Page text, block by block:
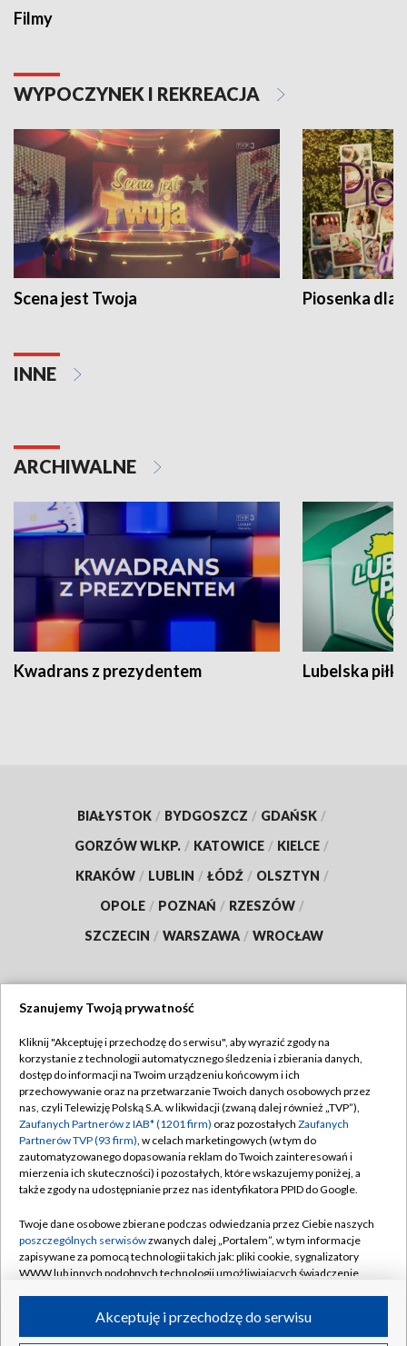
Filmy
WYPOCZYNEK I REKREACJA
Scena jest Twoja Piosenka dla
INNE
ARCHIWALNE
Kwadrans z prezydentem Lubelska piłka
BIAŁYSTOK / BYDGOSZCZ / GDAŃSK /
GORZÓW WLKP. / KATOWICE / KIELCE /
KRAKÓW / LUBLIN / ŁÓDŹ / OLSZTYN /
OPOLE / POZNAŃ / RZESZÓW /
SZCZECIN / WARSZAWA / WROCŁAW
TVP
Abonament TVP
Emisja w TVP
Centrum informacji TVP
Naziemna Telewizja Cyfrowa
Rada Programowa
System NOS
Informacje o nadawcy
Program dla prasy
Regulamin TVP
Polityka prywatności
Moje zgody
Pomoc
Kontakt
Kanały
Szanujemy Twoją prywatność
Kliknij "Akceptuję i przechodzę do serwisu", aby wyrazić zgody na
korzystanie z technologii automatycznego śledzenia i zbierania danych,
dostęp do informacji na Twoim urządzeniu końcowym i ich
przechowywanie oraz na przetwarzanie Twoich danych osobowych przez
nas, czyli Telewizję Polską S.A. w likwidacji (zwaną dalej również „TVP”),
Zaufanych Partnerów z IAB* (1201 firm) oraz pozostałych Zaufanych
Partnerów TVP (93 firm), w celach marketingowych (w tym do
zautomatyzowanego dopasowania reklam do Twoich zainteresowań i
mierzenia ich skuteczności) i pozostałych, które wskazujemy poniżej, a
także zgody na udostępnianie przez nas identyfikatora PPID do Google.
Twoje dane osobowe zbierane podczas odwiedzania przez Ciebie naszych
poszczególnych serwisówzwanych dalej „Portalem”, w tym informacje
zapisywane za pomocą technologii takich jak: pliki cookie, sygnalizatory
WWW lub innych podobnych technologii umożliwiających świadczenie
ruchu w Internecie.Akceptuję i przechodzę do serwisu